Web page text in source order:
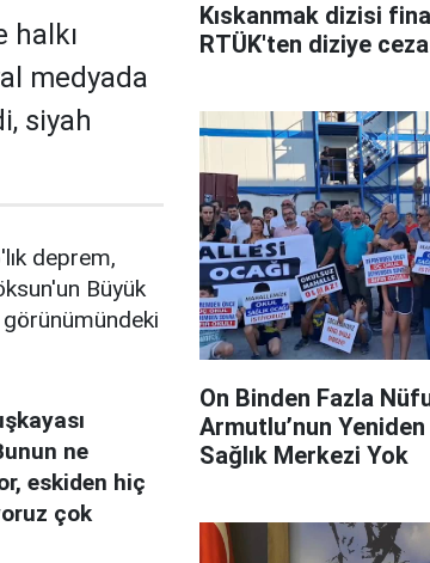
halkı
medyada
siyah
deprem,
Büyük
görünümündeki
ne
eskiden hiç
çok
Kıskanmak dizisi
RTÜK'ten diziye ceza
On Binden Fazla
Armutlu’nun
Sağlık Merkezi Yok